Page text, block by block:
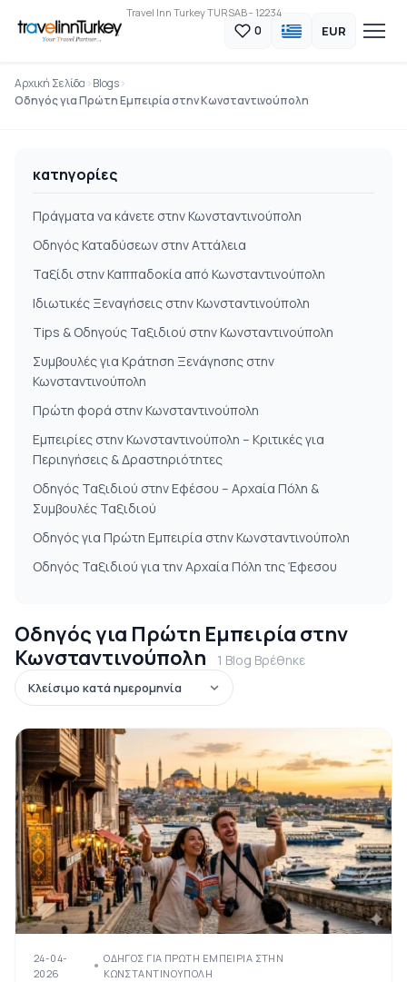
Travel Inn Turkey TURSAB - 12234
0 EUR
Αρχική Σελίδα Blogs
Οδηγός για Πρώτη Εμπειρία στην Κωνσταντινούπολη
κατηγορίες
Πράγματα να κάνετε στην Κωνσταντινούπολη
Οδηγός Καταδύσεων στην Αττάλεια
Ταξίδι στην Καππαδοκία από Κωνσταντινούπολη
Ιδιωτικές Ξεναγήσεις στην Κωνσταντινούπολη
Τips & Οδηγούς Ταξιδιού στην Κωνσταντινούπολη
Συμβουλές για Κράτηση Ξενάγησης στην
Κωνσταντινούπολη
Πρώτη φορά στην Κωνσταντινούπολη
Εμπειρίες στην Κωνσταντινούπολη – Κριτικές για
Περιηγήσεις & Δραστηριότητες
Οδηγός Ταξιδιού στην Εφέσου – Αρχαία Πόλη &
Συμβουλές Ταξιδιού
Οδηγός για Πρώτη Εμπειρία στην Κωνσταντινούπολη
Οδηγός Ταξιδιού για την Αρχαία Πόλη της Έφεσου
Οδηγός για Πρώτη Εμπειρία στην
Κωνσταντινούπολη
1 Blog Βρέθηκε
24-04-
2026
ΟΔΗΓΌΣ ΓΙΑ ΠΡΏΤΗ ΕΜΠΕΙΡΊΑ ΣΤΗΝ
ΚΩΝΣΤΑΝΤΙΝΟΎΠΟΛΗ